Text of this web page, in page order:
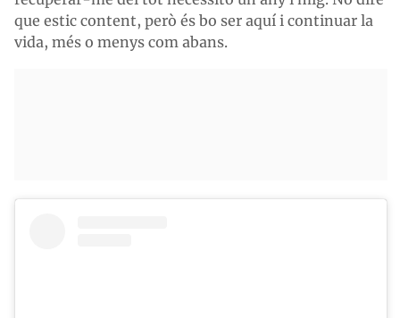
que estic content, però és bo ser aquí i continuar la
vida, més o menys com abans.